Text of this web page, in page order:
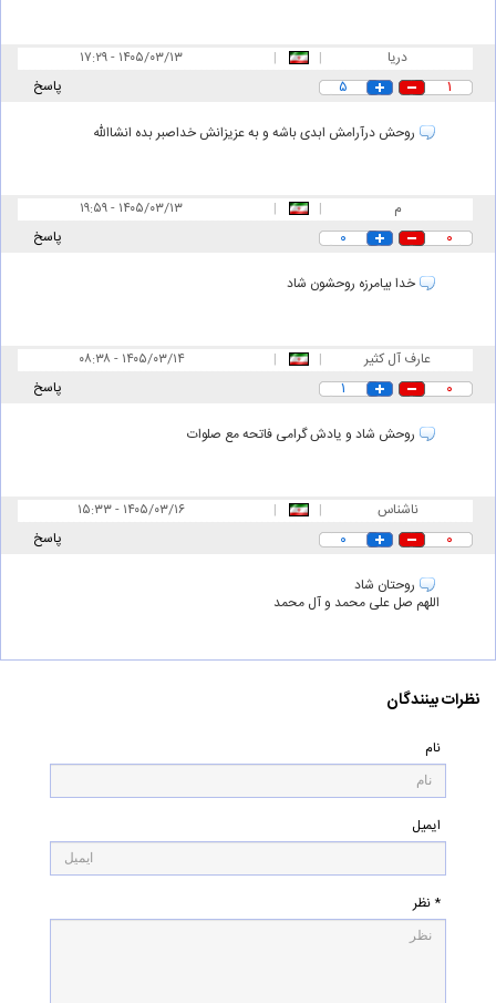
دریا |
| ۱۷:۲۹ - ۱۴۰۵/۰۳/۱۳
۱ ۵ پاسخ
روحش درآرامش ابدی باشه و به عزیزانش خداصبر بده انشاالله
م |
| ۱۹:۵۹ - ۱۴۰۵/۰۳/۱۳
۰ ۰ پاسخ
خدا بیامرزه روحشون شاد
عارف آل کثیر |
| ۰۸:۳۸ - ۱۴۰۵/۰۳/۱۴
۰ ۱ پاسخ
روحش شاد و یادش گرامی فاتحه مع صلوات
ناشناس |
| ۱۵:۳۳ - ۱۴۰۵/۰۳/۱۶
۰ ۰ پاسخ
روحتان شاد
اللهم صل علی محمد و آل محمد
نظرات بینندگان
نام
ایمیل
* نظر